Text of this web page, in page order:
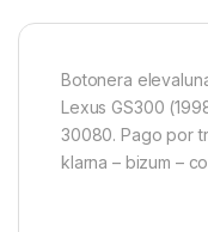
Botonera
Lexus GS300
30080. Pago por
klarna – bizum –